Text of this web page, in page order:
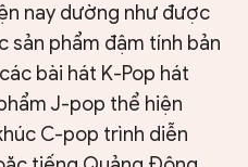
nay dường như được
sản phẩm đậm tính bản
bài hát K-Pop hát
J-pop thể hiện
C-pop trình diễn